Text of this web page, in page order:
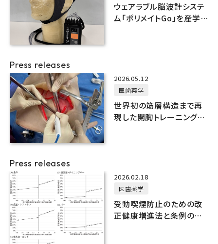
ウェアラブル脳波計システ
ム「ポリメイトGo」を産学
Press releases
2026.05.12
医歯薬学
世界初の筋層構造まで再
現した開胸トレーニング用
Press releases
2026.02.18
医歯薬学
受動喫煙防止のための改
正健康増進法と条例の施